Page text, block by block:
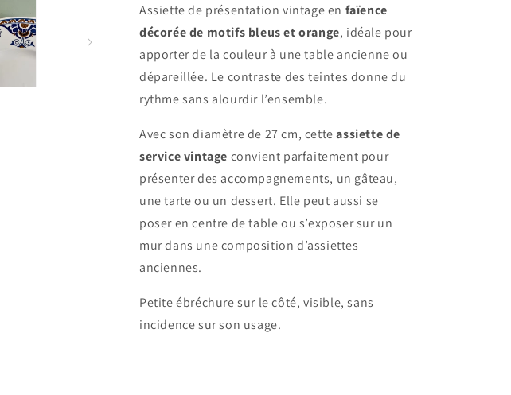
Assiette de présentation vintage en faïence
décorée de motifs bleus et orange, idéale pour
apporter de la couleur à une table ancienne ou
dépareillée. Le contraste des teintes donne du
rythme sans alourdir l’ensemble.
Avec son diamètre de 27 cm, cetteassiette de
service vintage convient parfaitement pour
présenter des accompagnements, un gâteau,
une tarte ou un dessert. Elle peut aussi se
poser en centre de table ou s’exposer sur un
mur dans une composition d’assiettes
anciennes.
Petite ébréchure sur le côté, visible, sans
incidence sur son usage.